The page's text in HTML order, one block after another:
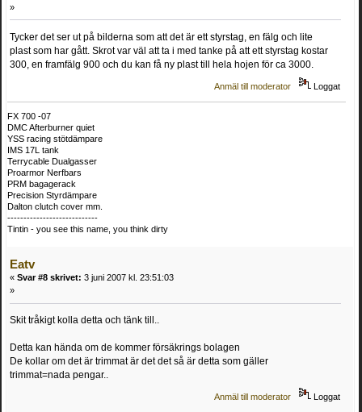
»
Tycker det ser ut på bilderna som att det är ett styrstag, en fälg och lite
plast som har gått. Skrot var väl att ta i med tanke på att ett styrstag kostar
300, en framfälg 900 och du kan få ny plast till hela hojen för ca 3000.
Anmäl till moderator Loggat
FX 700 -07
DMC Afterburner quiet
YSS racing stötdämpare
IMS 17L tank
Terrycable Dualgasser
Proarmor Nerfbars
PRM bagagerack
Precision Styrdämpare
Dalton clutch cover mm.
----------------------------
Tintin - you see this name, you think dirty
Eatv
« Svar #8 skrivet: 3 juni 2007 kl. 23:51:03
»
Skit tråkigt kolla detta och tänk till..
Detta kan hända om de kommer försäkrings bolagen
De kollar om det är trimmat är det det så är detta som gäller
trimmat=nada pengar..
Anmäl till moderator Loggat